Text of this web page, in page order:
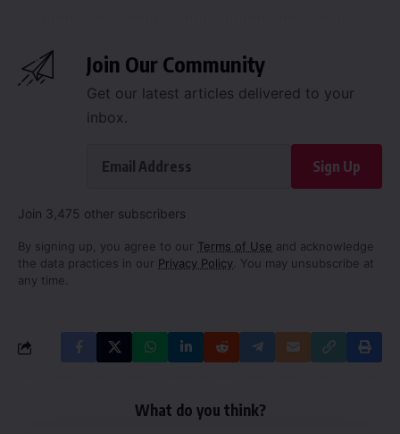
Join Our Community
Get our latest articles delivered to your
inbox.
Sign Up
Join 3,475 other subscribers
By signing up, you agree to our Terms of Use and acknowledge
the data practices in our Privacy Policy . You may unsubscribe at
any time.
What do you think?